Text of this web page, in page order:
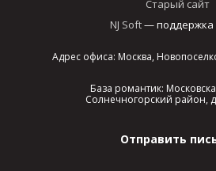
Старый сайт
NJ Soft— поддержка
Адрес офиса: Москва,
База романтик:
Солнечногорский район,
Отправить